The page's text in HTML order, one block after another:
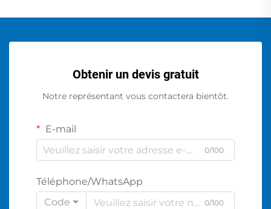
Obtenir un devis gratuit
Notre représentant vous contactera bientôt.
E-mail
0/100
Téléphone/WhatsApp
Code
0/100